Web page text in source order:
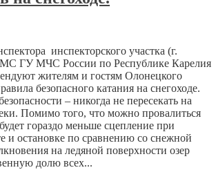
инспекторского участка (г.
ГУ МЧС России по Республике Карелия
жителям и гостям Олонецкого
безопасного катания на снегоходе.
– никогда не пересекать на
Помимо того, что можно провалиться
гораздо меньше сцепление при
и остановке по сравнению со снежной
на ледяной поверхности озер
долю всех...